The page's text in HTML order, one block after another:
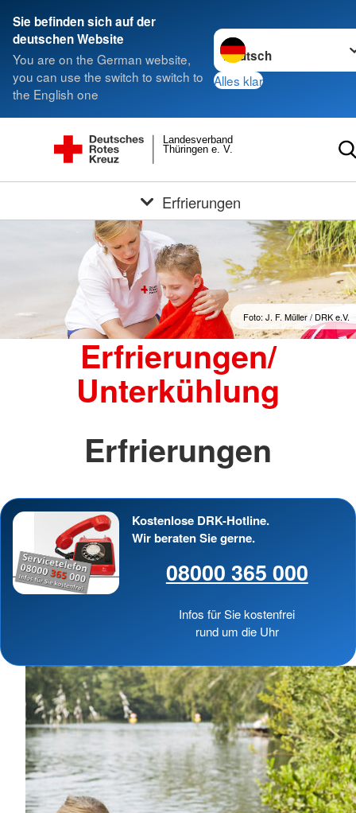
Sie befinden sich auf der
deutschen Website
You are on the German website,
you can use the switch to switch to
the English one
Sprache wechseln zu
Alles klar
Thüringen e. V.
Landesverband
Erfrierungen
Foto: J. F. Müller / DRK e.V.
Erfrierungen/
Unterkühlung
Erfrierungen
Kostenlose DRK-Hotline.
Wir beraten Sie gerne.
08000 365 000
Infos für Sie kostenfrei
rund um die Uhr